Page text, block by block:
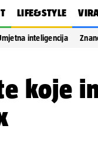
LIFE&STYLE
inteligencija
koje